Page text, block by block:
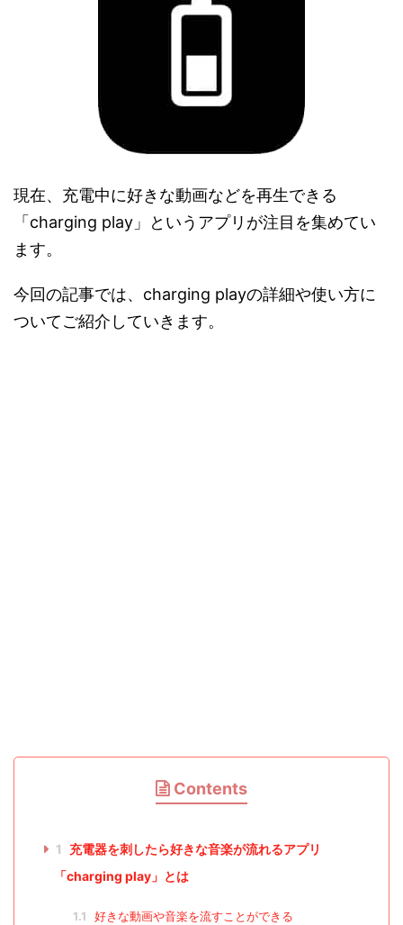
現在、充電中に好きな動画などを再生できる
「charging play」というアプリが注目を集めてい
ます。
今回の記事では、charging playの詳細や使い方に
ついてご紹介していきます。
Contents
1
充電器を刺したら好きな音楽が流れるアプリ
「charging play」とは
1.1 好きな動画や音楽を流すことができる